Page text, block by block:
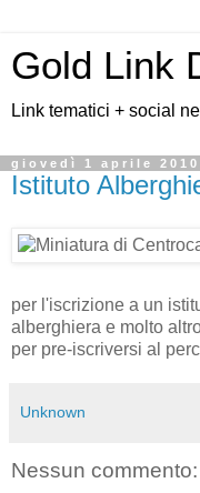
Gold Link
Link tematici + social
giovedì 1 aprile 2010
Istituto
per l'iscrizione a un
alberghiera e molto
per pre-iscriversi al
Unknown
Nessun commento: